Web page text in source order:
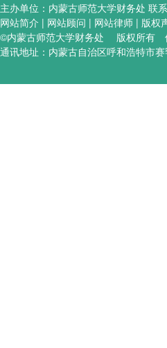
主办单位：内蒙古师范大学财务处 联
网站简介 | 网站顾问 | 网站律师 | 版
©内蒙古师范大学财务处 版权所有
通讯地址：内蒙古自治区呼和浩特市